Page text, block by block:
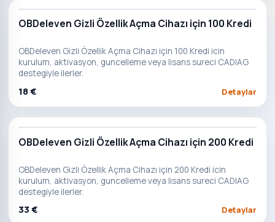
OBDeleven Gizli Özellik Açma Cihazı için 100 Kredi
OBDeleven Gizli Özellik Açma Cihazı için 100 Kredi icin
kurulum, aktivasyon, guncelleme veya lisans sureci CADIAG
destegiyle ilerler.
18 € Detaylar
OBDeleven Gizli Özellik Açma Cihazı için 200 Kredi
OBDeleven Gizli Özellik Açma Cihazı için 200 Kredi icin
kurulum, aktivasyon, guncelleme veya lisans sureci CADIAG
destegiyle ilerler.
33 € Detaylar